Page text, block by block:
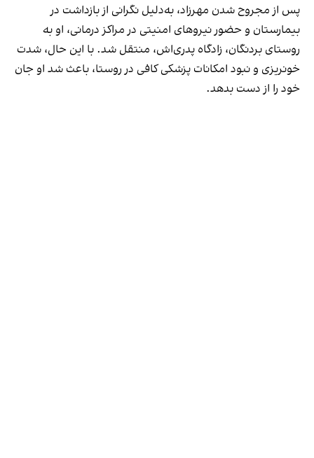
پس از مجروح شدن مهرزاد، به‌دلیل نگرانی از بازداشت در
بیمارستان و حضور نیروهای امنیتی در مراکز درمانی، او به
روستای بردنگان، زادگاه پدری‌اش، منتقل شد. با این حال، شدت
خونریزی و نبود امکانات پزشکی کافی در روستا، باعث شد او جان
خود را از دست بدهد.